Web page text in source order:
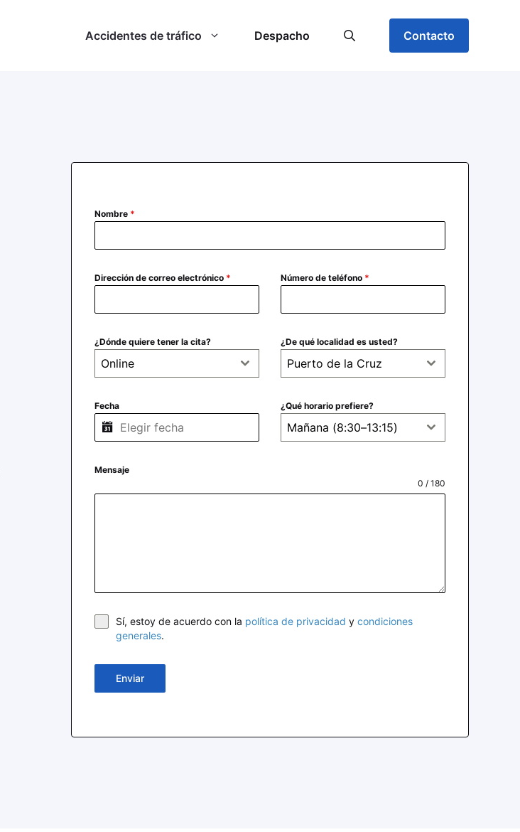
Accidentes de tráfico Despacho Contacto
Nombre *
Dirección de correo electrónico * Número de teléfono *
¿Dónde quiere tener la cita?
Online
¿De qué localidad es usted?
Puerto de la Cruz
Fecha ¿Qué horario prefiere?
Mañana (8:30–13:15)
Mensaje
0 / 180
Sí, estoy de acuerdo con la política de privacidad y condiciones
generales.
Enviar